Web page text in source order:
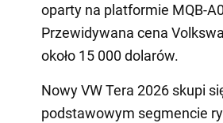
oparty na platformie MQB-
Przewidywana cena
około 15 000 dolarów.
Nowy VW Tera 2026 skupi
podstawowym segmencie